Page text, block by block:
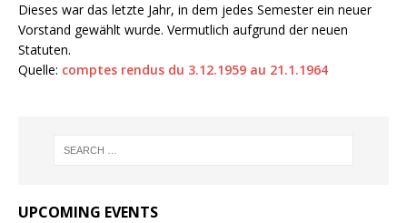
Dieses war das letzte Jahr, in dem jedes Semester ein neuer
Vorstand gewählt wurde. Vermutlich aufgrund der neuen
Statuten.
Quelle: comptes rendus du 3.12.1959 au 21.1.1964
UPCOMING EVENTS